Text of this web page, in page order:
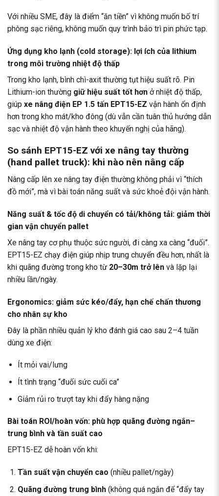
Với nhiều SME, đây là điểm “ăn tiền” vì không muốn bố trí
phòng sạc riêng, không muốn quy trình bảo trì pin phức tạp.
Ứng dụng kho lạnh (cold storage): lợi ích của lithium
trong môi trường nhiệt độ thấp
Trong kho lạnh, bình chì-axit thường tụt hiệu suất rõ. Pin
Lithium-ion thường giữ hiệu suất tốt hơn ở nhiệt độ thấp,
giúp xe nâng điện EP 1.5 tấn EPT15-EZ vận hành ổn định
hơn trong kho mát/kho đông (dù vẫn cần tuân thủ hướng dẫn
sạc và nhiệt độ vận hành theo khuyến nghị của hãng).
So sánh EPT15-EZ với xe nâng tay thường
(hand pallet truck): khi nào nên nâng cấp
Nâng cấp lên xe nâng tay điện thường không phải vì “thích
đồ mới”, mà vì bài toán năng suất và sức khoẻ đội vận hành.
Năng suất & tốc độ di chuyển có tải/không tải: giảm thời
gian vận chuyển pallet
Xe nâng tay cơ phụ thuộc sức người, đi càng xa càng “đuối”.
EPT15-EZ chạy điện giúp nhịp trung chuyển đều hơn, nhất là
khi quãng đường trong kho từ 20–30m trở lên và lặp lại
nhiều lần/ngày.
Ergonomics: giảm sức kéo/đẩy, hạn chế chấn thương
cho nhân sự kho
Đây là phần nhiều quản lý kho đánh giá cao sau 2–4 tuần
dùng xe điện:
Ít mỏi vai/lưng
Ít tình trạng “đuối sức cuối ca”
Giảm rủi ro trượt tay khi đẩy hàng nặng
Bài toán ROI/hoàn vốn: phù hợp quãng đường ngắn–
trung bình và tần suất cao
EPT15-EZ dễ hoàn vốn khi:
Tần suất vận chuyển cao (nhiều pallet/ngày)
Quãng đường trung bình(không quá ngắn để “đẩy tay